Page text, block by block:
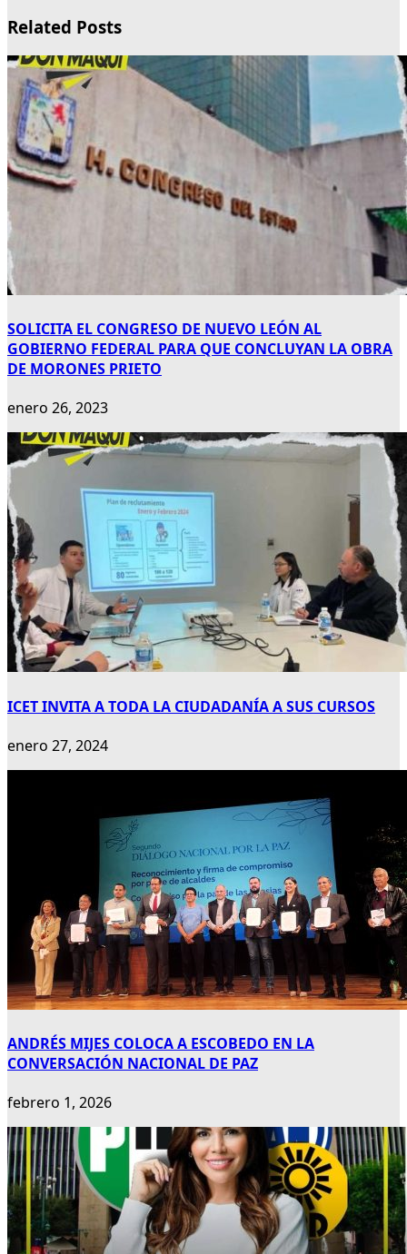
Related Posts
SOLICITA EL CONGRESO DE NUEVO LEÓN AL
GOBIERNO FEDERAL PARA QUE CONCLUYAN LA OBRA
DE MORONES PRIETO
enero 26, 2023
ICET INVITA A TODA LA CIUDADANÍA A SUS CURSOS
enero 27, 2024
ANDRÉS MIJES COLOCA A ESCOBEDO EN LA
CONVERSACIÓN NACIONAL DE PAZ
febrero 1, 2026